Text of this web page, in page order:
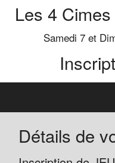
Les 4
Samedi 7 et
Inscription
Préinscrits
Détails de